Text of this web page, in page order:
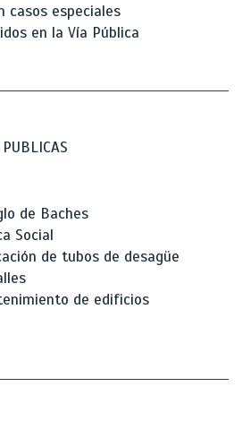
casos especiales
en la Vía Pública
de Baches
Social
de tubos de desagüe
de edificios